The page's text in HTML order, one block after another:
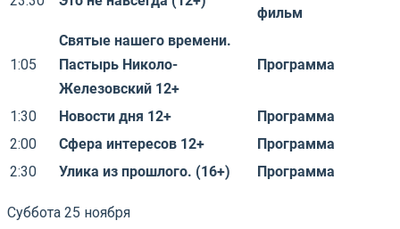
фильм
1:05
Святые нашего времени.
Пастырь Николо-
Железовский 12+
Программа
1:30 Новости дня 12+
Программа
2:00
Сфера интересов 12+
Программа
2:30
Улика из прошлого. (16+) Программа
Суббота 25 ноября